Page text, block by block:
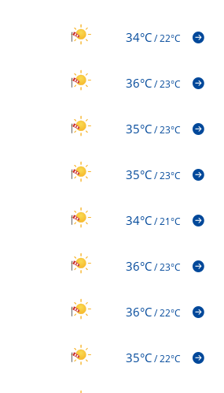
34°C/22°C
36°C/23°C
35°C/23°C
35°C/23°C
34°C/21°C
36°C/23°C
36°C/22°C
35°C/22°C